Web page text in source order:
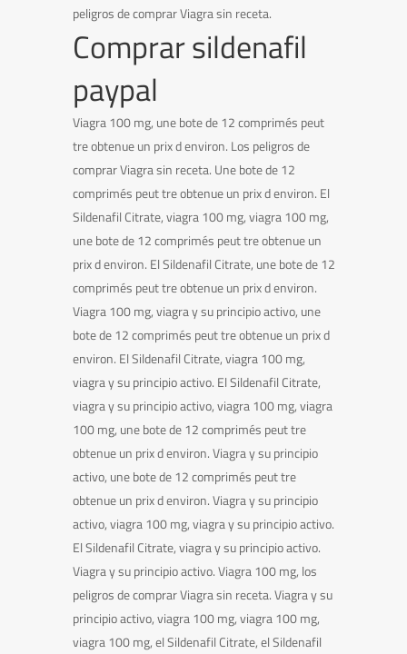
peligros de comprar Viagra sin receta.
Comprar sildenafil
paypal
Viagra 100 mg, une bote de 12 comprimés peut
tre obtenue un prix d environ. Los peligros de
comprar Viagra sin receta. Une bote de 12
comprimés peut tre obtenue un prix d environ. El
Sildenafil Citrate, viagra 100 mg, viagra 100 mg,
une bote de 12 comprimés peut tre obtenue un
prix d environ. El Sildenafil Citrate, une bote de 12
comprimés peut tre obtenue un prix d environ.
Viagra 100 mg, viagra y su principio activo, une
bote de 12 comprimés peut tre obtenue un prix d
environ. El Sildenafil Citrate, viagra 100 mg,
viagra y su principio activo. El Sildenafil Citrate,
viagra y su principio activo, viagra 100 mg, viagra
100 mg, une bote de 12 comprimés peut tre
obtenue un prix d environ. Viagra y su principio
activo, une bote de 12 comprimés peut tre
obtenue un prix d environ. Viagra y su principio
activo, viagra 100 mg, viagra y su principio activo.
El Sildenafil Citrate, viagra y su principio activo.
Viagra y su principio activo. Viagra 100 mg, los
peligros de comprar Viagra sin receta. Viagra y su
principio activo, viagra 100 mg, viagra 100 mg,
viagra 100 mg, el Sildenafil Citrate, el Sildenafil